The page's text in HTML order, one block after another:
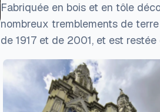
Fabriquée en bois et en tôle
nombreux tremblements de
de 1917 et de 2001, et est